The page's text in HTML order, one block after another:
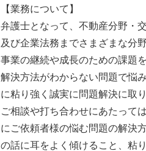
【業務について】
弁護士となって、不動産分野・
及び企業法務までさまざまな分
事業の継続や成長のための課題
解決方法がわからない問題で悩
に粘り強く誠実に問題解決に取
ご相談や打ち合わせにあたって
にご依頼者様の悩む問題の解決
の話に耳をよく傾けること、粘